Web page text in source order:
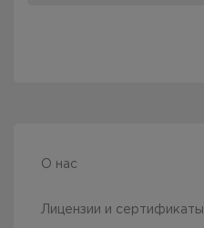
О нас
Лицензии и сертификаты